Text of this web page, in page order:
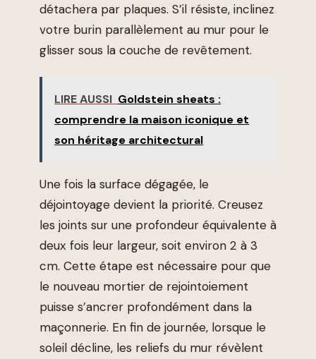
détachera par plaques. S’il résiste, inclinez
votre burin parallèlement au mur pour le
glisser sous la couche de revêtement.
LIRE AUSSI Goldstein sheats :
comprendre la maison iconique et
son héritage architectural
Une fois la surface dégagée, le
déjointoyage devient la priorité. Creusez
les joints sur une profondeur équivalente à
deux fois leur largeur, soit environ 2 à 3
cm. Cette étape est nécessaire pour que
le nouveau mortier de rejointoiement
puisse s’ancrer profondément dans la
maçonnerie. En fin de journée, lorsque le
soleil décline, les reliefs du mur révèlent